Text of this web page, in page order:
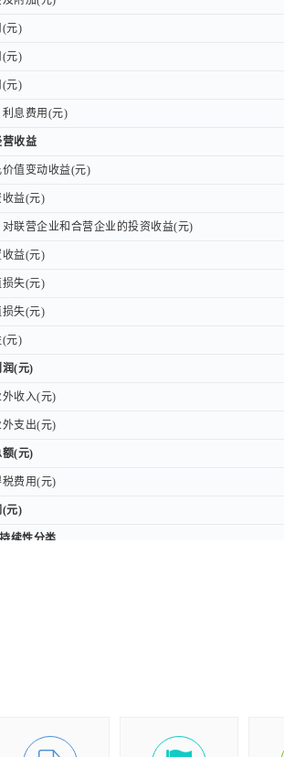
元)
元)
元)
息费用(元)
收益
值变动收益(元)
益(元)
营企业和合营企业的投资收益(元)
益(元)
失(元)
失(元)
元)
润(元)
收入(元)
支出(元)
(元)
费用(元)
(元)
续性分类
股收益(元)
元)
元)
元)
息费用(元)
收益
值变动收益(元)
益(元)
营企业和合营企业的投资收益(元)
益(元)
失(元)
失(元)
元)
润(元)
收入(元)
支出(元)
(元)
费用(元)
(元)
续性分类
股收益(元)